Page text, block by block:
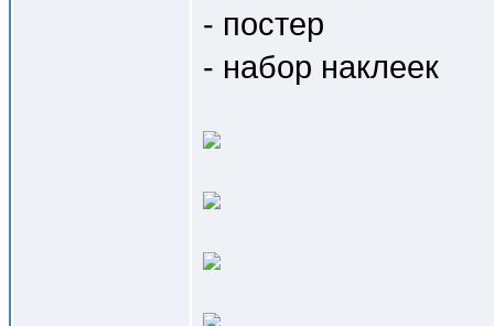
- постер
- набор наклеек